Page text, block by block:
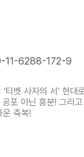
11-6288-172-9
벳 사자의 서’ 현대
포 아닌 흥분! 그리고
운 축복!